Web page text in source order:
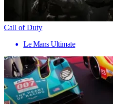
Call of Duty
Le Mans Ultimate